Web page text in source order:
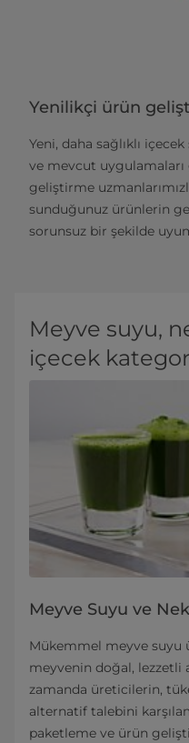
Yenilikçi ürün
Yeni, daha sağlıklı
ve mevcut
geliştirme
sunduğunuz ürünlerin
sorunsuz bir şekilde
Meyve suyu,
içecek
Meyve Suyu ve
Mükemmel meyve suyu
meyvenin doğal, lezzetli
zamanda üreticilerin,
alternatif talebini
paketleme ve ürün